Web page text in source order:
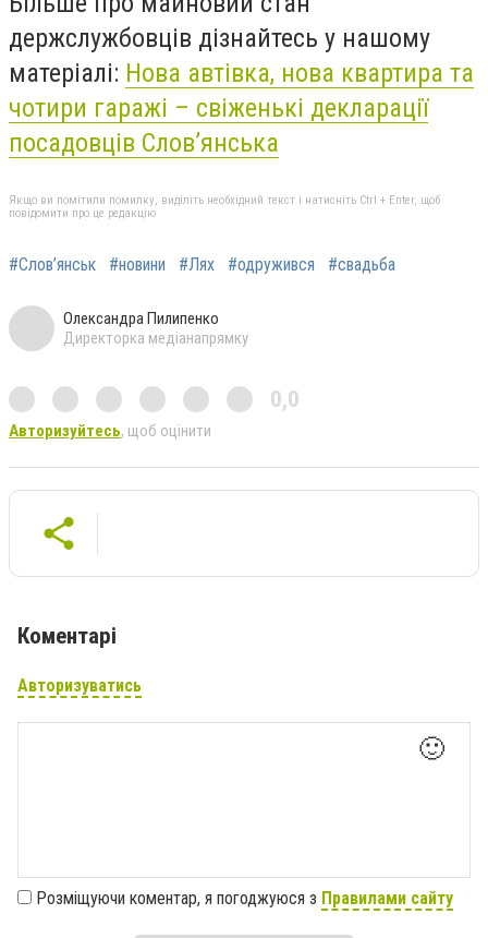
держслужбовців дізнайтесь у нашому
матеріалі: Нова автівка, нова квартира та
чотири гаражі – свіженькі декларації
посадовців Слов’янська
Якщо ви помітили помилку, виділіть необхідний текст і натисніть Ctrl + Enter, щоб
повідомити про це редакцію
#Слов’янськ #новини #Лях #одружився #свадьба
Олександра Пилипенко
Директорка медіанапрямку
0,0
Авторизуйтесь, щоб оцінити
Коментарі
Авторизуватись
🙂
Розміщуючи коментар, я погоджуюся з Правилами сайту